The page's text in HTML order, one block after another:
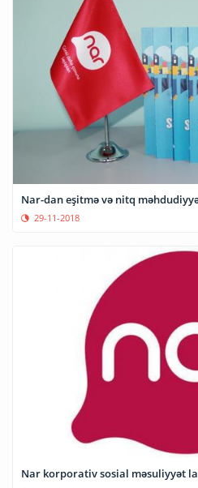
Nar-dan eşitmə və nitq
29-11-2018
Nar korporativ sosial məsuliyyət